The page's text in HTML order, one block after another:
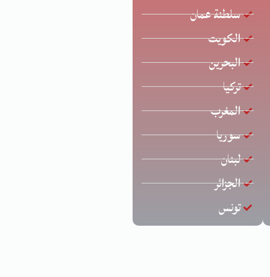
سلطنة عمان
الكويت
البحرين
تركيا
المغرب
سوريا
لبنان
الجزائر
تونس